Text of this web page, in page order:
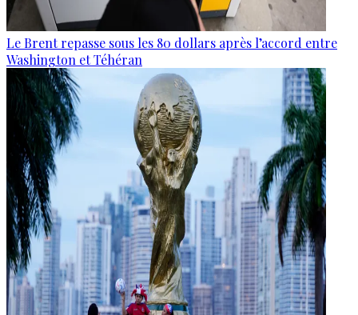
Le Brent repasse sous les 80 dollars après l’accord entre
Washington et Téhéran